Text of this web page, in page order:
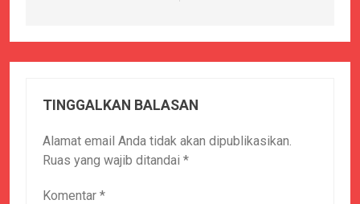
TINGGALKAN BALASAN
Alamat email Anda tidak akan dipublikasikan.
Ruas yang wajib ditandai *
Komentar *